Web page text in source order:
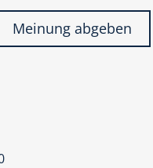
Meinung abgeben